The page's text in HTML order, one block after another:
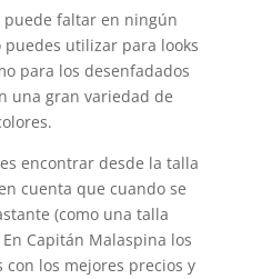
puede faltar en ningún
utilizar para looks
para los desenfadados
una gran variedad de
encontrar desde la talla
cuenta que cuando se
(como una talla
Capitán Malaspina los
con los mejores precios y